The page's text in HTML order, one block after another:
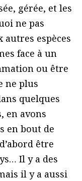
gérée, et les
ne pas
espèces
face à un
ou être
ne plus
quelques
en avons
en bout de
être
Il y a des
il y a aussi